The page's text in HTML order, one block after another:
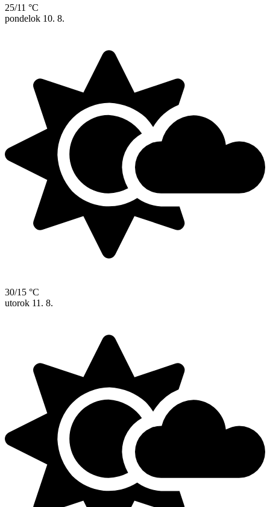
25/11 °C
pondelok 10. 8.
30/15 °C
utorok 11. 8.